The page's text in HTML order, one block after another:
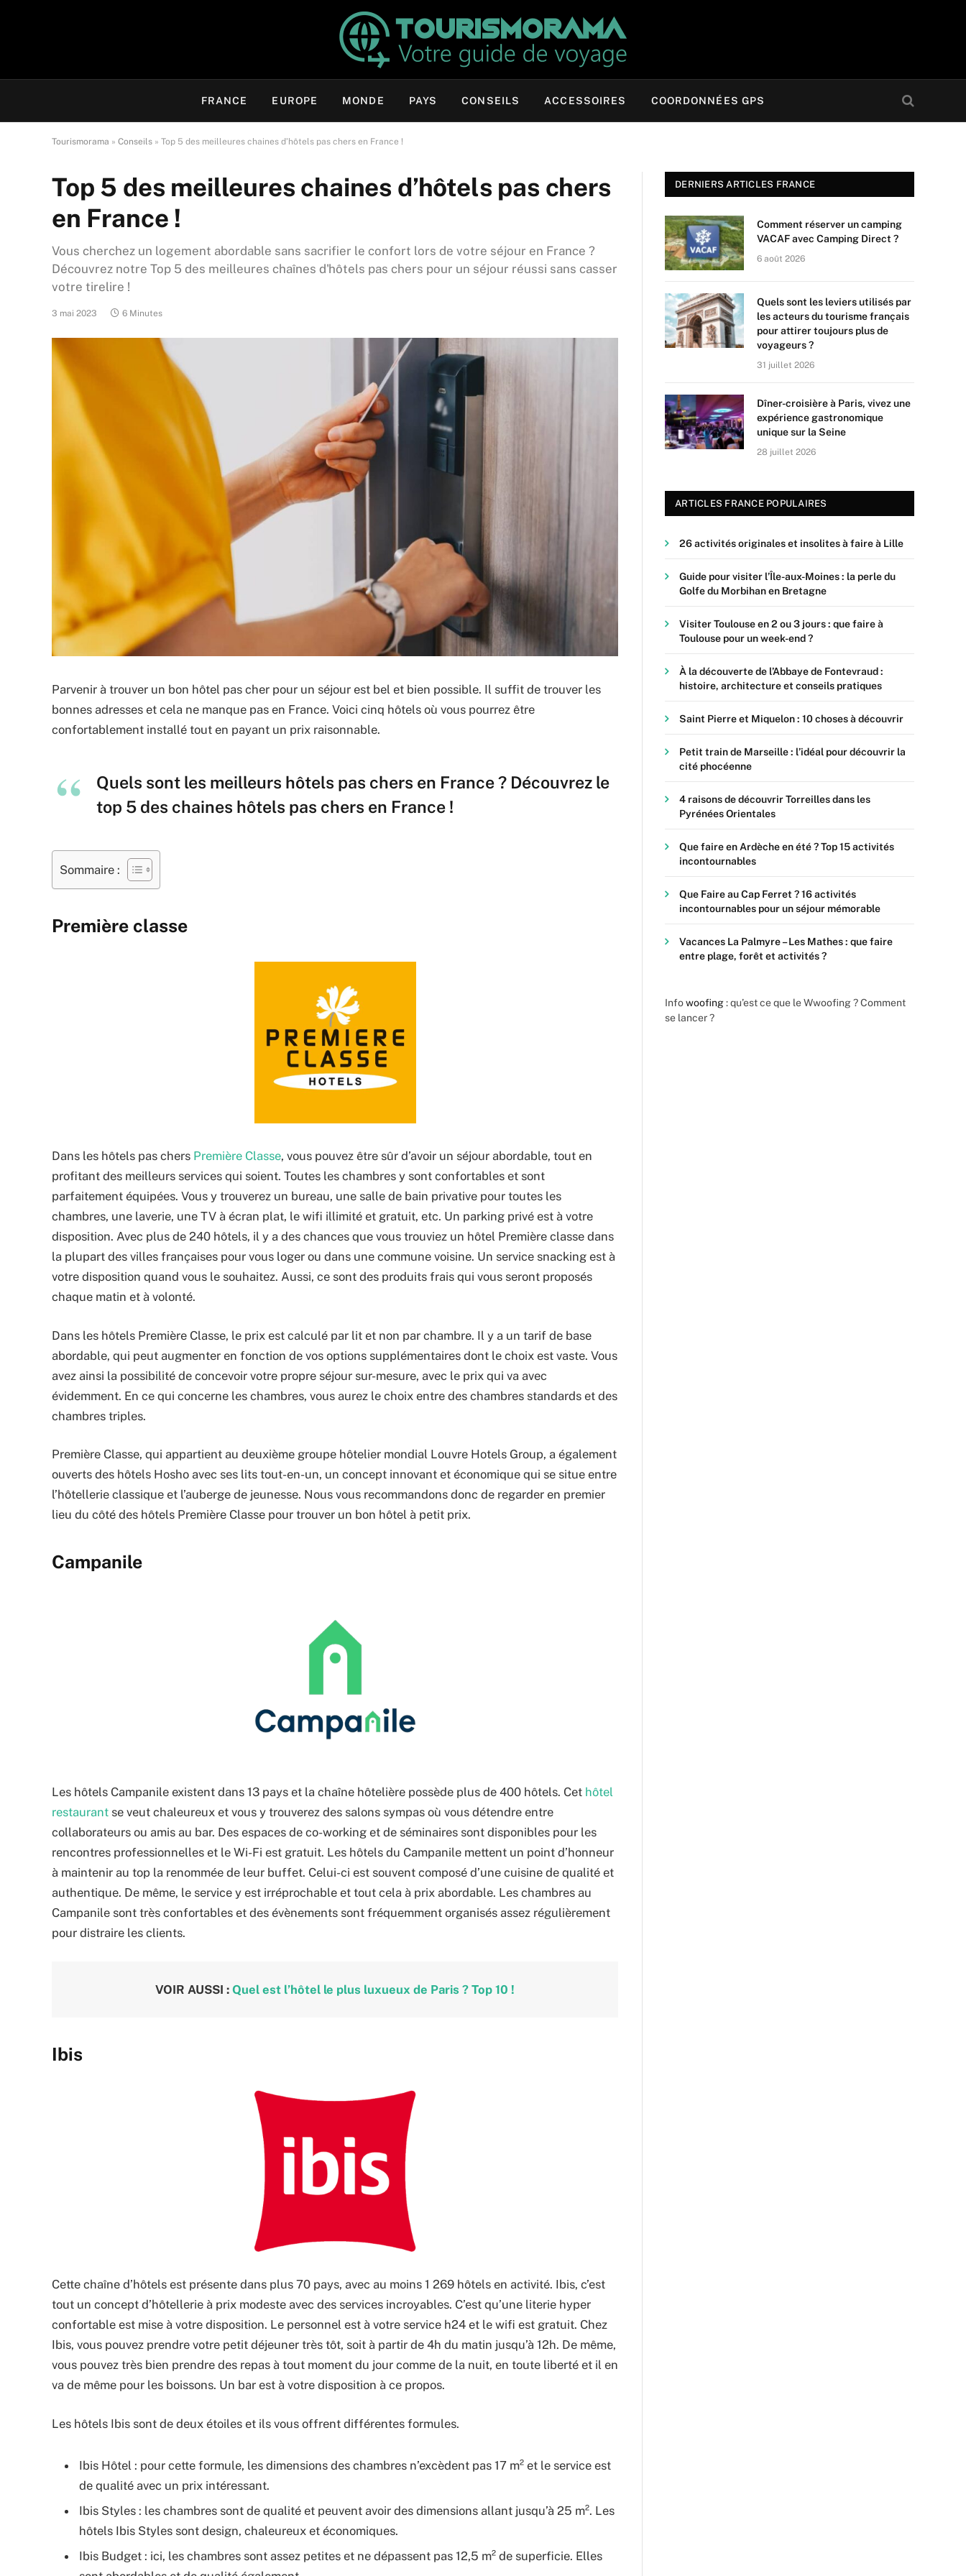
FRANCE EUROPE MONDE PAYS CONSEILS ACCESSOIRES COORDONNÉES GPS
Tourismorama » Conseils » Top 5 des meilleures chaines d’hôtels pas chers en France !
Top 5 des meilleures chaines d’hôtels pas chers
en France !
Vous cherchez un logement abordable sans sacrifier le confort lors de votre séjour en France ?
Découvrez notre Top 5 des meilleures chaînes d'hôtels pas chers pour un séjour réussi sans casser
votre tirelire !
3 mai 2023 6 Minutes
Parvenir à trouver un bon hôtel pas cher pour un séjour est bel et bien possible. Il suffit de trouver les
bonnes adresses et cela ne manque pas en France. Voici cinq hôtels où vous pourrez être
confortablement installé tout en payant un prix raisonnable.
Quels sont les meilleurs hôtels pas chers en France ? Découvrez le
top 5 des chaines hôtels pas chers en France !
Sommaire :
Première classe
Dans les hôtels pas chers Première Classe, vous pouvez être sûr d’avoir un séjour abordable, tout en
profitant des meilleurs services qui soient. Toutes les chambres y sont confortables et sont
parfaitement équipées. Vous y trouverez un bureau, une salle de bain privative pour toutes les
chambres, une laverie, une TV à écran plat, le wifi illimité et gratuit, etc. Un parking privé est à votre
disposition. Avec plus de 240 hôtels, il y a des chances que vous trouviez un hôtel Première classe dans
la plupart des villes françaises pour vous loger ou dans une commune voisine. Un service snacking est à
votre disposition quand vous le souhaitez. Aussi, ce sont des produits frais qui vous seront proposés
chaque matin et à volonté.
Dans les hôtels Première Classe, le prix est calculé par lit et non par chambre. Il y a un tarif de base
abordable, qui peut augmenter en fonction de vos options supplémentaires dont le choix est vaste. Vous
avez ainsi la possibilité de concevoir votre propre séjour sur-mesure, avec le prix qui va avec
évidemment. En ce qui concerne les chambres, vous aurez le choix entre des chambres standards et des
chambres triples.
Première Classe, qui appartient au deuxième groupe hôtelier mondial Louvre Hotels Group, a également
ouverts des hôtels Hosho avec ses lits tout-en-un, un concept innovant et économique qui se situe entre
l’hôtellerie classique et l’auberge de jeunesse. Nous vous recommandons donc de regarder en premier
lieu du côté des hôtels Première Classe pour trouver un bon hôtel à petit prix.
Campanile
Les hôtels Campanile existent dans 13 pays et la chaîne hôtelière possède plus de 400 hôtels. Cet hôtel
restaurant se veut chaleureux et vous y trouverez des salons sympas où vous détendre entre
collaborateurs ou amis au bar. Des espaces de co-working et de séminaires sont disponibles pour les
rencontres professionnelles et le Wi-Fi est gratuit. Les hôtels du Campanile mettent un point d’honneur
à maintenir au top la renommée de leur buffet. Celui-ci est souvent composé d’une cuisine de qualité et
authentique. De même, le service y est irréprochable et tout cela à prix abordable. Les chambres au
Campanile sont très confortables et des évènements sont fréquemment organisés assez régulièrement
pour distraire les clients.
VOIR AUSSI : Quel est l’hôtel le plus luxueux de Paris ? Top 10 !
Ibis
Cette chaîne d’hôtels est présente dans plus 70 pays, avec au moins 1 269 hôtels en activité. Ibis, c’est
tout un concept d’hôtellerie à prix modeste avec des services incroyables. C’est qu’une literie hyper
confortable est mise à votre disposition. Le personnel est à votre service h24 et le wifi est gratuit. Chez
Ibis, vous pouvez prendre votre petit déjeuner très tôt, soit à partir de 4h du matin jusqu’à 12h. De même,
vous pouvez très bien prendre des repas à tout moment du jour comme de la nuit, en toute liberté et il en
va de même pour les boissons. Un bar est à votre disposition à ce propos.
Les hôtels Ibis sont de deux étoiles et ils vous offrent différentes formules.
Ibis Hôtel : pour cette formule, les dimensions des chambres n’excèdent pas 17 m² et le service est
de qualité avec un prix intéressant.
Ibis Styles : les chambres sont de qualité et peuvent avoir des dimensions allant jusqu’à 25 m². Les
hôtels Ibis Styles sont design, chaleureux et économiques.
Ibis Budget : ici, les chambres sont assez petites et ne dépassent pas 12,5 m² de superficie. Elles
DERNIERS ARTICLES FRANCE
Comment réserver un camping
VACAF avec Camping Direct ?
6 août 2026
Quels sont les leviers utilisés par
les acteurs du tourisme français
pour attirer toujours plus de
voyageurs ?
31 juillet 2026
Dîner-croisière à Paris, vivez une
expérience gastronomique
unique sur la Seine
28 juillet 2026
ARTICLES FRANCE POPULAIRES
26 activités originales et insolites à faire à Lille
Guide pour visiter l’Île-aux-Moines : la perle du
Golfe du Morbihan en Bretagne
Visiter Toulouse en 2 ou 3 jours : que faire à
Toulouse pour un week-end ?
À la découverte de l’Abbaye de Fontevraud :
histoire, architecture et conseils pratiques
Saint Pierre et Miquelon : 10 choses à découvrir
Petit train de Marseille : l’idéal pour découvrir la
cité phocéenne
4 raisons de découvrir Torreilles dans les
Pyrénées Orientales
Que faire en Ardèche en été ? Top 15 activités
incontournables
Que Faire au Cap Ferret ? 16 activités
incontournables pour un séjour mémorable
Vacances La Palmyre – Les Mathes : que faire
entre plage, forêt et activités ?
Infowoofing: qu’est ce que le Wwoofing ? Comment
se lancer ?